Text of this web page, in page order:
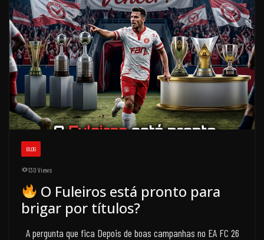
BLOG
130 Views
O Fuleiros está pronto para
brigar por títulos?
A pergunta que fica Depois de boas campanhas no EA FC 26